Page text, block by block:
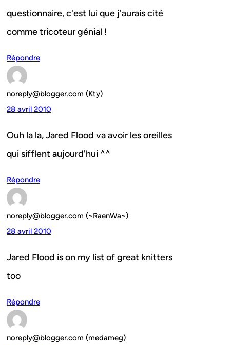
questionnaire, c'est lui que j'aurais cité
comme tricoteur génial !
Répondre
noreply@blogger.com (Kty)
28 avril 2010
Ouh la la, Jared Flood va avoir les oreilles
qui sifflent aujourd'hui ^^
Répondre
noreply@blogger.com (~RaenWa~)
28 avril 2010
Jared Flood is on my list of great knitters
too
Répondre
noreply@blogger.com (medameg)